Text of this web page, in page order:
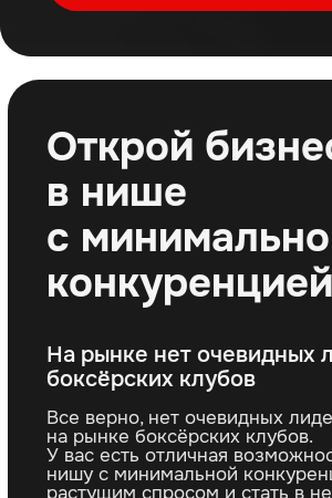
силовыми
млн. руб/мес
3% 8,3% >1,5
занимающихся
О нас
Франшизу создали Вера Трушина
и команда Rocky